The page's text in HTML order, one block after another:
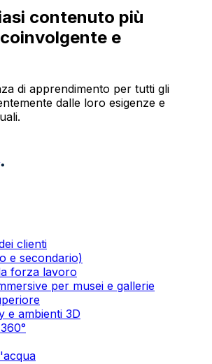
contenuto più
e
di apprendimento per tutti gli
dalle loro esigenze e
clienti
e secondario)
forza lavoro
per musei e gallerie
e ambienti 3D